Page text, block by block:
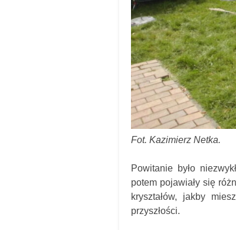
Fot. Kazimierz Netka.
Powitanie było
potem pojawiały się
kryształów, jakby
przyszłości.